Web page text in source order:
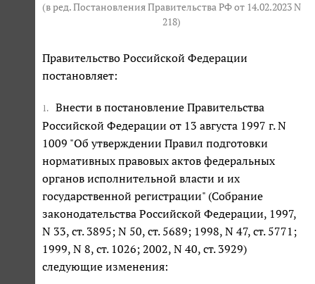
(в ред. Постановления Правительства РФ от 14.02.2023 N
218)
Правительство Российской Федерации
постановляет:
1.
Внести в постановление Правительства
Российской Федерации от 13 августа 1997 г. N
1009 "Об утверждении Правил подготовки
нормативных правовых актов федеральных
органов исполнительной власти и их
государственной регистрации" (Собрание
законодательства Российской Федерации, 1997,
N 33, ст. 3895; N 50, ст. 5689; 1998, N 47, ст. 5771;
1999, N 8, ст. 1026; 2002, N 40, ст. 3929)
следующие изменения: